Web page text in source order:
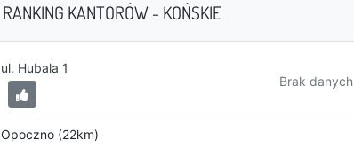
Sprzedaję
RANKING KANTORÓW - KOŃSKIE
ul. Hubala 1
Brak danych
Opoczno (22km)